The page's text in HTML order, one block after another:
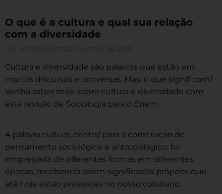
O que é a cultura e qual sua relação
com a diversidade
Cultura e diversidade são palavras que estão em
muitos discursos e conversas. Mas, o que significam?
Venha saber mais sobre cultura e diversidade com
esta revisão de Sociologia para o Enem.
A palavra cultura, central para a construção do
pensamento sociológico e antropológico, foi
empregada de diferentes formas em diferentes
épocas, recebendo assim significados próprios que
até hoje estão presentes no nosso cotidiano.